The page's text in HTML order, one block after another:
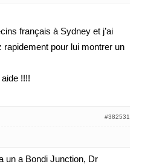
français à Sydney et j’ai
rapidement pour lui montrer un
!!!!
#382531
un a Bondi Junction, Dr